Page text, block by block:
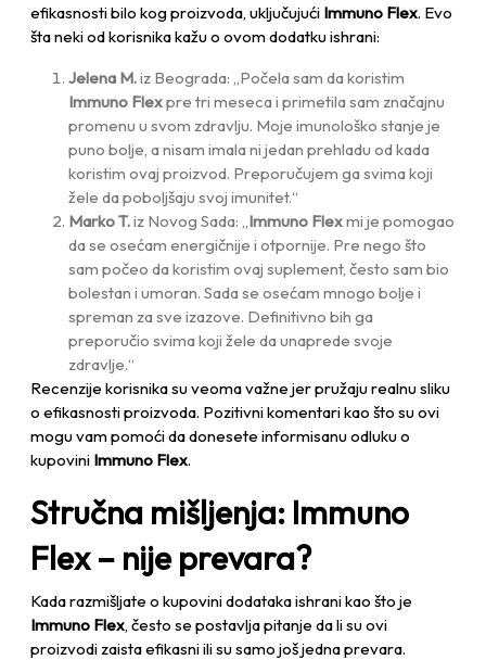
efikasnosti bilo kog proizvoda, uključujući Immuno Flex. Evo
šta neki od korisnika kažu o ovom dodatku ishrani:
Jelena M.iz Beograda: „Počela sam da koristim
Immuno Flexpre tri meseca i primetila sam značajnu
promenu u svom zdravlju. Moje imunološko stanje je
puno bolje, a nisam imala ni jedan prehladu od kada
koristim ovaj proizvod. Preporučujem ga svima koji
žele da poboljšaju svoj imunitet.“
Marko T.iz Novog Sada: „ Immuno Flexmi je pomogao
da se osećam energičnije i otpornije. Pre nego što
sam počeo da koristim ovaj suplement, često sam bio
bolestan i umoran. Sada se osećam mnogo bolje i
spreman za sve izazove. Definitivno bih ga
preporučio svima koji žele da unaprede svoje
zdravlje.“
Recenzije korisnika su veoma važne jer pružaju realnu sliku
o efikasnosti proizvoda. Pozitivni komentari kao što su ovi
mogu vam pomoći da donesete informisanu odluku o
kupovini Immuno Flex.
Stručna mišljenja: Immuno
Flex – nije prevara?
Kada razmišljate o kupovini dodataka ishrani kao što je
Immuno Flex, često se postavlja pitanje da li su ovi
proizvodi zaista efikasni ili su samo još jedna prevara.